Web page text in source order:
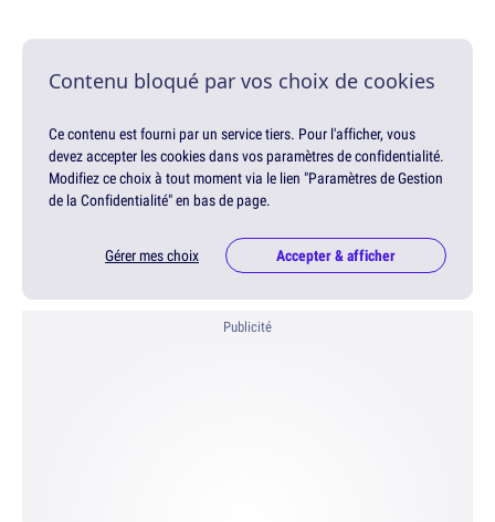
Contenu bloqué par vos choix de cookies
Ce contenu est fourni par un service tiers. Pour l'afficher, vous
devez accepter les cookies dans vos paramètres de confidentialité.
Modifiez ce choix à tout moment via le lien "Paramètres de Gestion
de la Confidentialité" en bas de page.
Gérer mes choix Accepter & afficher
Publicité